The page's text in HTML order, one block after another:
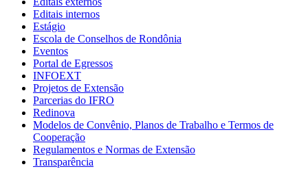
Editais internos
Estágio
Escola de Conselhos de Rondônia
Eventos
Portal de Egressos
INFOEXT
Projetos de Extensão
Parcerias do IFRO
Redinova
Modelos de Convênio, Planos de Trabalho e Termos de
Cooperação
Regulamentos e Normas de Extensão
Transparência